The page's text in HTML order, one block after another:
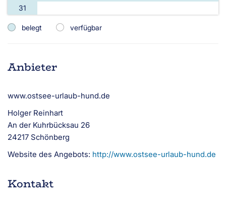
31
belegt verfügbar
Anbieter
www.ostsee-urlaub-hund.de
Holger Reinhart
An der Kuhrbücksau 26
24217 Schönberg
Website des Angebots: http://www.ostsee-urlaub-hund.de
Kontakt